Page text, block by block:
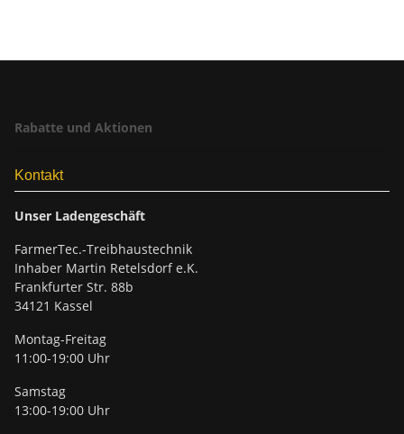
Rabatte und Aktionen
Kontakt
Unser Ladengeschäft
FarmerTec.-Treibhaustechnik
Inhaber Martin Retelsdorf e.K.
Frankfurter Str. 88b
34121 Kassel
Montag-Freitag
11:00-19:00 Uhr
Samstag
13:00-19:00 Uhr